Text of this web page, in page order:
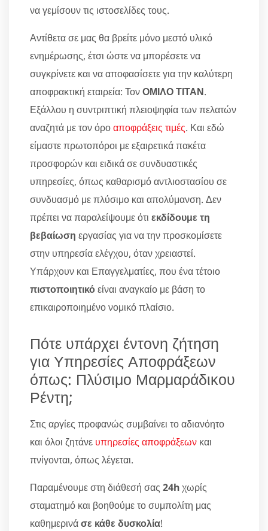
να γεμίσουν τις ιστοσελίδες τους.
Αντίθετα σε μας θα βρείτε μόνο μεστό υλικό
ενημέρωσης, έτσι ώστε να μπορέσετε να
συγκρίνετε και να αποφασίσετε για την καλύτερη
αποφρακτική εταιρεία: ΤονΟΜΙΛΟ ΤΙΤΑΝ.
Εξάλλου η συντριπτική πλειοψηφία των πελατών
αναζητά με τον όροαποφράξεις τιμές. Και εδώ
είμαστε πρωτοπόροι με εξαιρετικά πακέτα
προσφορών και ειδικά σε συνδυαστικές
υπηρεσίες, όπως καθαρισμό αντλιοστασίου σε
συνδυασμό με πλύσιμο και απολύμανση. Δεν
πρέπει να παραλείψουμε ότι εκδίδουμε τη
βεβαίωση εργασίας για να την προσκομίσετε
στην υπηρεσία ελέγχου, όταν χρειαστεί.
Υπάρχουν και Επαγγελματίες, που ένα τέτοιο
πιστοποιητικόείναι αναγκαίο με βάση το
επικαιροποιημένο νομικό πλαίσιο.
Πότε υπάρχει έντονη ζήτηση
για Υπηρεσίες Αποφράξεων
όπως: Πλύσιμο Μαρμαράδικου
Ρέντη;
Στις αργίες προφανώς συμβαίνει το αδιανόητο
και όλοι ζητάνε υπηρεσίες αποφράξεων και
πνίγονται, όπως λέγεται.
Παραμένουμε στη διάθεσή σας 24hχωρίς
σταματημό και βοηθούμε το συμπολίτη μας
καθημερινάσε κάθε δυσκολία!